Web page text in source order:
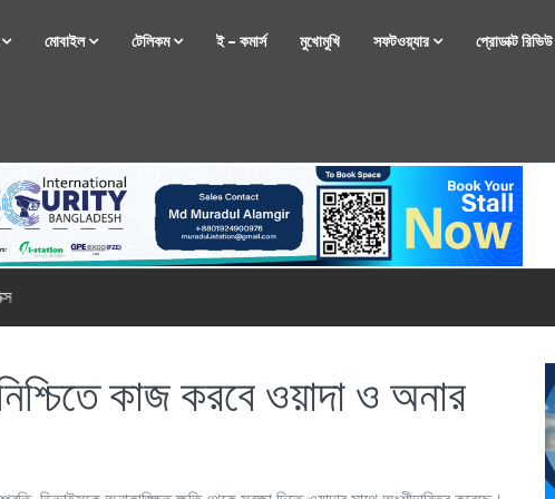
মোবাইল টেলিকম ই – কমার্স মুখোমুখি সফটওয়্যার প্রোডাক্ট রিভিউ
স্মার্টফোন নিয়ে আসছে রিয়েলমি
কাজ করবে ওয়াদা ও অনার